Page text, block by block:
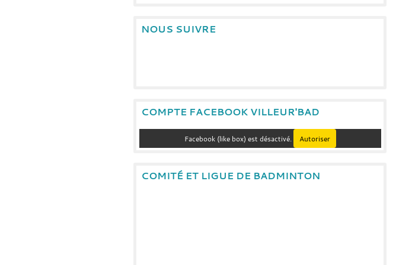
NOUS SUIVRE
COMPTE FACEBOOK VILLEUR'BAD
Facebook (like box) est désactivé. Autoriser
COMITÉ ET LIGUE DE BADMINTON